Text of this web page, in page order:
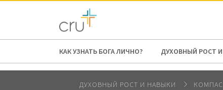
AFRICA
КАК УЗНАТЬ БОГА ЛИЧНО? ДУХОВНЫЙ РОСТ
ДУХОВНЫЙ РОСТ И НАВЫКИ КОМПАС